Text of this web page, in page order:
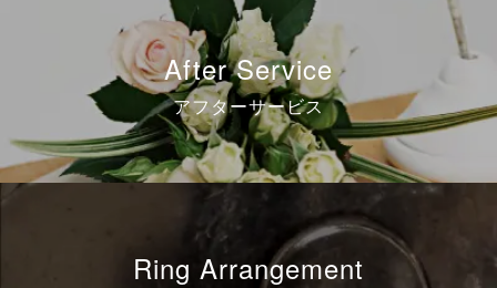
After Service
アフターサービス
Ring Arrangement